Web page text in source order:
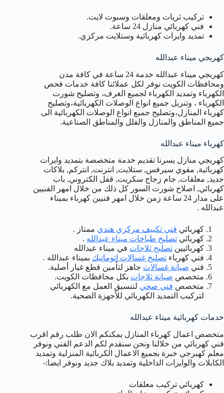
تركيب ثريات ومعلقات وسبوت لايت.
فني كهربائي منازل 24 ساعة.
تمديد وايرات كهربائية وستلايت مركزي.
كهربجي ميناء عبدالله
كهربجي ميناء عبدالله خدمة 24 ساعة في كافة مدن
ومحافظات الكويت نوفر لكل عملائنا كافة خدمات فحص
الكهرباء وتمديد الكهرباء لجميع الغرف، وتصليح شورت
الكهرباء ، وتنزيل جميع انواع الوصلات الكهربائية،وتصليح
كهرباء المنازل،وتصليح جميع انواع الوصلات الكهربائية الى
جميع المناطق والمنازل والفلل والمناطق الصناعية.
كهرباء ميناء عبدالله
كهربجي منازل يسرنا تقديم خدمة متخصصة بتمديد وايرات
كهربائية, مقوي سيرفس, ستلايت, انترنت, انتركم, بلاكات
جديد, معلقات, جام زجاج سكريت, قفل الكتروني, باب
كهربائي, اصلاح شورت السور كل ذلك من خلال امهر الفنيين
على مدار 24 ساعة زمن خلال امهر فنيين كهرباء بميناء
عبدالله .
كهربائي فني تكييف مركزي هندي ممتاز .
كهربائي تصليح طباخات ميناء عبدالله .
كهربائيين تصليح ثلاجات في ميناء عبدالله
فني كهرباء تصليح غسالات اتوماتيك بميناء عبدالله .
فني صيانة غسالات جاهز لتأمين قطع غيار أصلية.
متخصص صيانة ثلاجات بكل محافظات الكويت.
متخصص فني صحي لتنسيق العمل مع الكهربائي
لتركيب التمديد الكهربائي للأجهزة الصحية.
خدمات كهربائية ميناء عبدالله
متخصص اعمال كهرباء المنازل يمكنكم الان طلب رقم اقرب
فني كهربائي من خلالنا ونحن سنقدم لكم الدعم الفني ونوفر
معلم كهبرجي خبرة بجميع الاعمال الكربائية المنزلية وتمديد
الكابلات والوايرات الداخلية وتمديد بلاك جديد ونوفر ايضا:-
كهربائي تركيب معلقات